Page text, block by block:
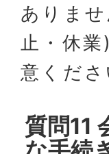
ありま
止・休
意くださ
質問11